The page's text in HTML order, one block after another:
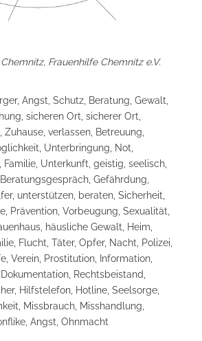
Chemnitz, Frauenhilfe Chemnitz e.V.
Angst, Schutz, Beratung, Gewalt,
sicheren Ort, sicherer Ort,
verlassen, Betreuung,
Unterbringung, Not,
Unterkunft, geistig, seelisch,
Gefährdung,
unterstützen, beraten, Sicherheit,
Prävention, Vorbeugung, Sexualität,
häusliche Gewalt, Heim,
Flucht, Täter, Opfer, Nacht, Polizei,
Verein, Prostitution, Information,
Rechtsbeistand,
Hilfstelefon, Hotline, Seelsorge,
Missbrauch, Misshandlung,
Angst, Ohnmacht